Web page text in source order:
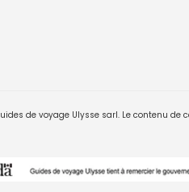
de voyage Ulysse sarl. Le contenu